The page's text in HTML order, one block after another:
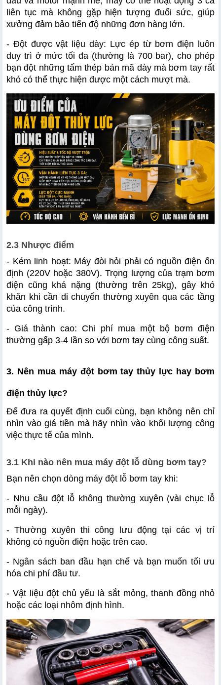
liên tục mà không gặp hiện tượng đuối sức, giúp
xưởng đảm bảo tiến độ những đơn hàng lớn.
- Đột được vật liệu dày: Lực ép từ bơm điện luôn
duy trì ở mức tối đa (thường là 700 bar), cho phép
bạn đột những tấm thép bản mã dày mà bơm tay rất
khó có thể thực hiện được một cách mượt mà.
2.3 Nhược điểm
- Kém linh hoạt: Máy đòi hỏi phải có nguồn điện ổn
định (220V hoặc 380V). Trọng lượng của trạm bơm
điện cũng khá nặng (thường trên 25kg), gây khó
khăn khi cần di chuyển thường xuyên qua các tầng
của công trình.
- Giá thành cao: Chi phí mua một bộ bơm điện
thường gấp 3-4 lần so với bơm tay cùng công suất.
3. Nên mua máy đột bơm tay thủy lực hay bơm
điện thủy lực?
Để đưa ra quyết định cuối cùng, bạn không nên chỉ
nhìn vào giá tiền mà hãy nhìn vào khối lượng công
việc thực tế của mình.
3.1 Khi nào nên mua máy đột lỗ dùng bơm tay?
Bạn nên chọn dòng máy đột lỗ bơm tay khi:
- Nhu cầu đột lỗ không thường xuyên (vài chục lỗ
mỗi ngày).
- Thường xuyên thi công lưu động tại các vị trí
không có nguồn điện hoặc trên cao.
- Ngân sách ban đầu hạn chế và bạn muốn tối ưu
hóa chi phí đầu tư.
- Vật liệu đột chủ yếu là sắt mỏng, thanh đồng nhỏ
hoặc các loại nhôm định hình.